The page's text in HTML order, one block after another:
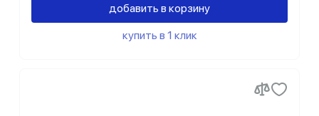
добавить в корзину
купить в 1 клик